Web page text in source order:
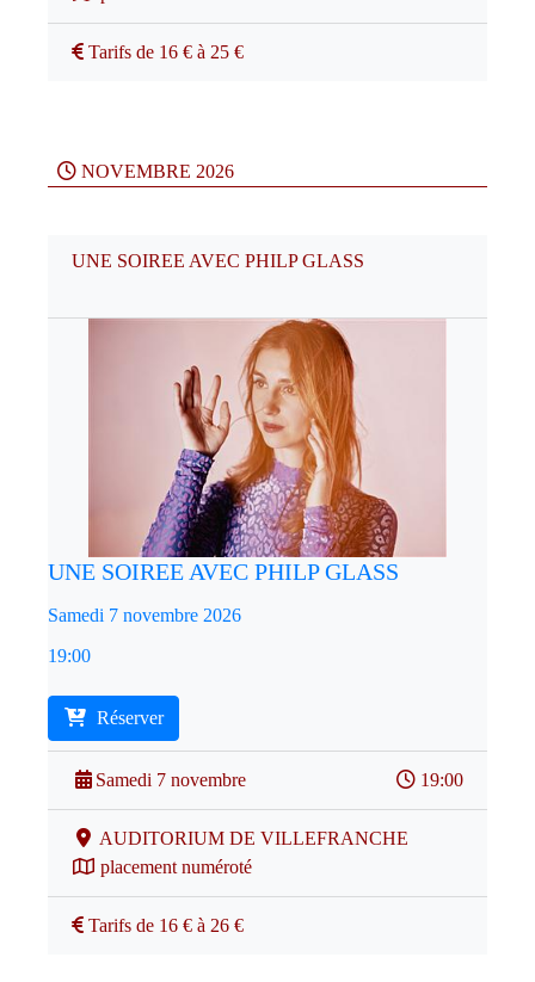
Tarifs de 16 € à 25 €
NOVEMBRE 2026
UNE SOIREE AVEC PHILP GLASS
UNE SOIREE AVEC PHILP GLASS
Samedi 7 novembre 2026
19:00
Réserver
Samedi 7 novembre 19:00
AUDITORIUM DE VILLEFRANCHE
placement numéroté
Tarifs de 16 € à 26 €